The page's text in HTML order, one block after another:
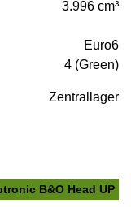
3.996 cm³
Euro6
4 (Green)
Zentrallager
B&O Head UP